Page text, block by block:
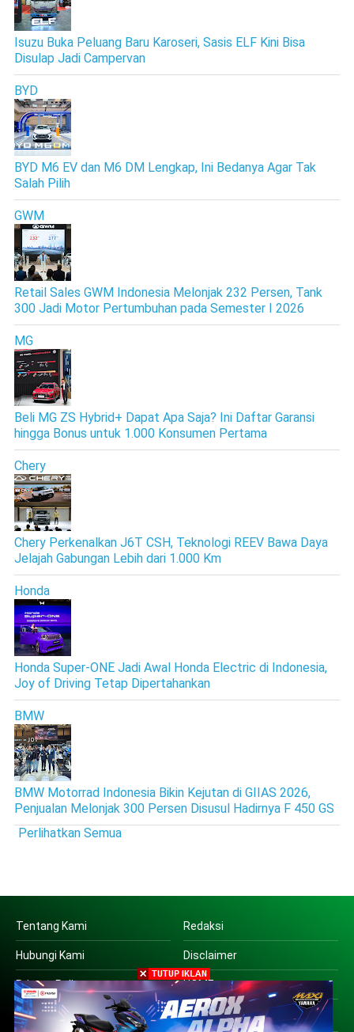
Isuzu Buka Peluang Baru Karoseri, Sasis ELF Kini Bisa
Disulap Jadi Campervan
BYD
BYD M6 EV dan M6 DM Lengkap, Ini Bedanya Agar Tak
Salah Pilih
GWM
Retail Sales GWM Indonesia Melonjak 232 Persen, Tank
300 Jadi Motor Pertumbuhan pada Semester I 2026
MG
Beli MG ZS Hybrid+ Dapat Apa Saja? Ini Daftar Garansi
hingga Bonus untuk 1.000 Konsumen Pertama
Chery
Chery Perkenalkan J6T CSH, Teknologi REEV Bawa Daya
Jelajah Gabungan Lebih dari 1.000 Km
Honda
Honda Super-ONE Jadi Awal Honda Electric di Indonesia,
Joy of Driving Tetap Dipertahankan
BMW
BMW Motorrad Indonesia Bikin Kejutan di GIIAS 2026,
Penjualan Melonjak 300 Persen Disusul Hadirnya F 450 GS
Perlihatkan Semua
Tentang Kami Redaksi
Hubungi Kami Disclaimer
Privacy Policy HOME